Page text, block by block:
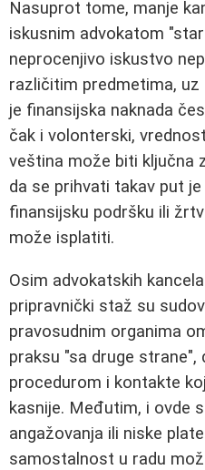
Nasuprot tome, manje
iskusnim advokatom
neprocenjivo iskustvo
različitim predmetima,
je finansijska naknada
čak i volonterski,
veština može biti ključna
da se prihvati takav put
finansijsku podršku ili
može isplatiti.
Osim advokatskih
pripravnički staž su
pravosudnim organima
praksu "sa druge strane",
procedurom i kontakte
kasnije. Međutim, i ovde
angažovanja ili niske
samostalnost u radu